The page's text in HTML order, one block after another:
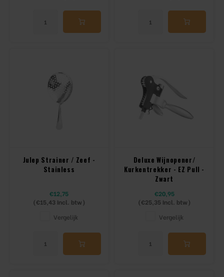
Julep Strainer / Zeef -
Stainless
€12,75
(€15,43 Incl. btw)
Vergelijk
Deluxe Wijnopener/
Kurkentrekker - EZ Pull -
Zwart
€20,95
(€25,35 Incl. btw)
Vergelijk